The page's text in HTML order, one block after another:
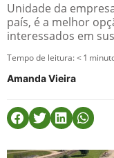
Unidade da
país, é a melhor
interessados em
Tempo de leitura:< 1
Amanda Vieira